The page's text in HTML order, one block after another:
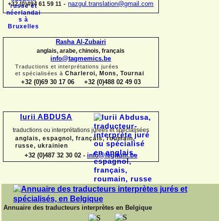
+32 (0)494 61 59 11 - nazgul.translation@gmail.com
Rasha Al-Zubairi
anglais, arabe, chinois, français
info@tagmemics.be
Traductions et interprétations jurées
et spécialisées à Charleroi, Mons, Tournai
+32 (0)69 30 17 06 +32 (0)488 02 49 03
Iurii ABDUSA
traductions ou interprétations jurées et spécialisées
anglais, espagnol, français, roumain,
russe, ukrainien
+32 (0)487 32 30 02 - info@legitum.be
Annuaire des traducteurs interprètes en Belgique